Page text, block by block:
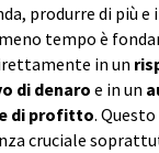
produrre di più e
tempo è
in un
di denaro e in un
di profitto.
cruciale